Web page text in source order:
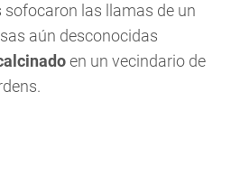
sofocaron las llamas de un
aún desconocidas
en un vecindario de